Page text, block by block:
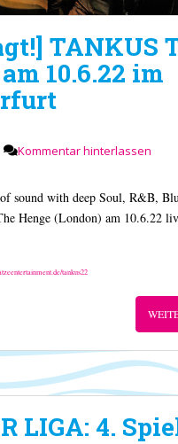
TANKUS
10.6.22 im
Kommentar hinterlassen
sound with deep Soul, R&B,
Henge (London) am 10.6.22
tankus22
LIGA: 4.